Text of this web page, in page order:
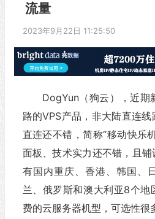
流量
2023年9月22日 11:25:50
DogYun（狗云），近期
路的VPS产品，非大陆直连
直连还不错，简称“移动快乐
面板、技术实力还不错，且铺
有国内重庆、香港、韩国、
兰、俄罗斯和澳大利亚8个地
费的云服务器机型，可选性很